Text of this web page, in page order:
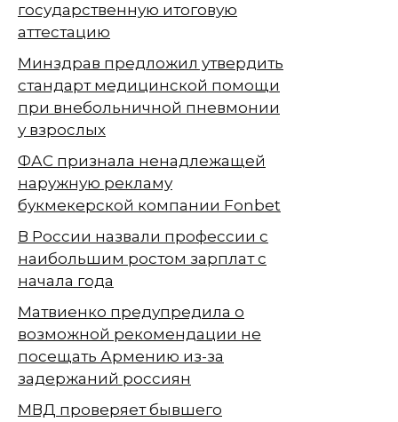
государственную итоговую
аттестацию
Минздрав предложил утвердить
стандарт медицинской помощи
при внебольничной пневмонии
у взрослых
ФАС признала ненадлежащей
наружную рекламу
букмекерской компании Fonbet
В России назвали профессии с
наибольшим ростом зарплат с
начала года
Матвиенко предупредила о
возможной рекомендации не
посещать Армению из-за
задержаний россиян
МВД проверяет бывшего